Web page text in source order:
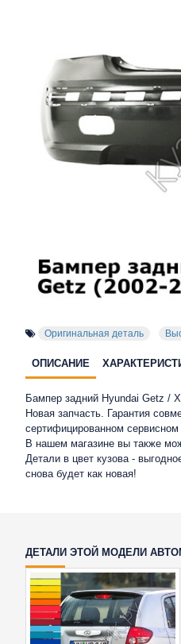
Оригинальная деталь
ОПИСАНИЕ
Бампер задний Hyundai Getz /
Новая запчасть. Гарантия
сертифицированном
В нашем магазине вы также
Детали в цвет кузова -
снова будет как новая!
ДЕТАЛИ ЭТОЙ МОДЕЛИ